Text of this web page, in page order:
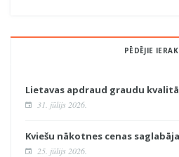
PĒDĒJIE
Lietavas apdraud graudu
31. jūlijs 2026.
Kviešu nākotnes cenas
25. jūlijs 2026.